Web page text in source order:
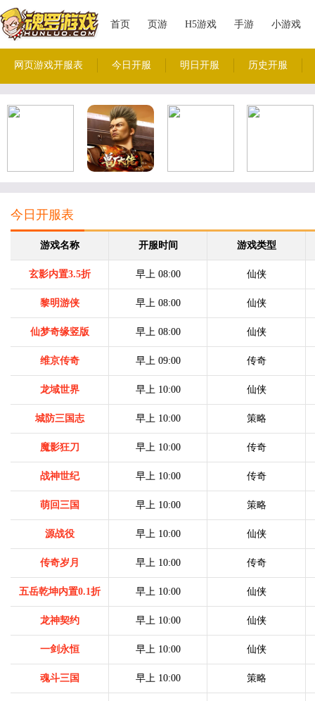
首页 页游 H5游戏 手游 小游戏
网页游戏开服表 今日开服 明日开服 历史开服
今日开服表
游戏名称 开服时间 游戏类型
玄影内置3.5折 早上 08:00 仙侠
黎明游侠 早上 08:00 仙侠
仙梦奇缘竖版 早上 08:00 仙侠
维京传奇 早上 09:00 传奇
龙域世界 早上 10:00 仙侠
城防三国志 早上 10:00 策略
魔影狂刀 早上 10:00 传奇
战神世纪 早上 10:00 传奇
萌回三国 早上 10:00 策略
源战役 早上 10:00 仙侠
传奇岁月 早上 10:00 传奇
五岳乾坤内置0.1折 早上 10:00 仙侠
龙神契约 早上 10:00 仙侠
一剑永恒 早上 10:00 仙侠
魂斗三国 早上 10:00 策略